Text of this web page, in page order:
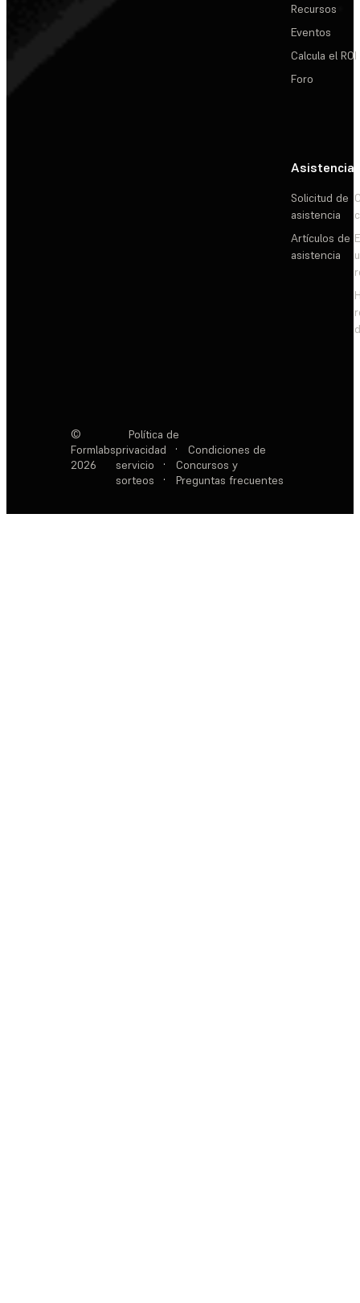
Recursos
Eventos
Calcula el ROI
Foro
Asistencia
Solicitud de
asistencia
Artículos de
asistencia
©
Formlabs
2026
Política de
privacidad
·
Condiciones de
servicio
·
Concursos y
sorteos
· Preguntas frecuentes